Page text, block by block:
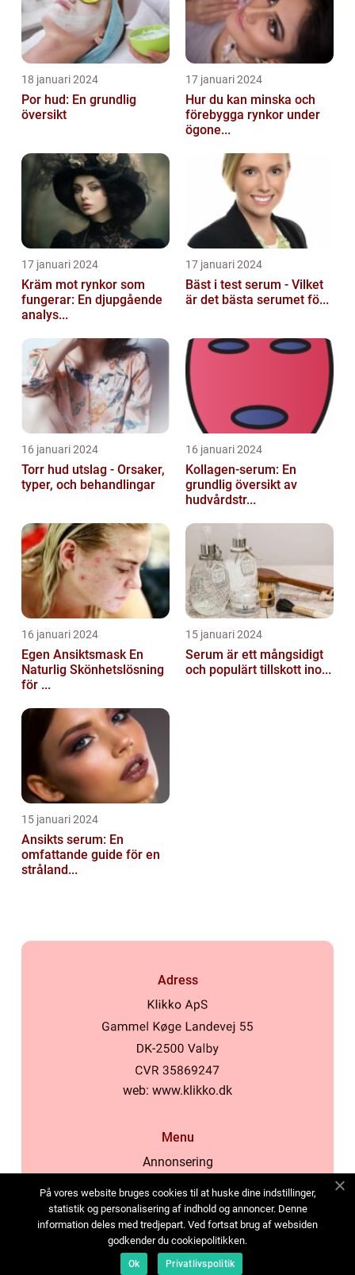
18 januari 2024
Por hud: En grundlig
översikt
17 januari 2024
Hur du kan minska och
förebygga rynkor under
ögone...
17 januari 2024
Kräm mot rynkor som
fungerar: En djupgående
analys...
17 januari 2024
Bäst i test serum - Vilket
är det bästa serumet fö...
16 januari 2024
Torr hud utslag - Orsaker,
typer, och behandlingar
16 januari 2024
Kollagen-serum: En
grundlig översikt av
hudvårdstr...
16 januari 2024
Egen Ansiktsmask En
Naturlig Skönhetslösning
för ...
15 januari 2024
Serum är ett mångsidigt
och populärt tillskott ino...
15 januari 2024
Ansikts serum: En
omfattande guide för en
stråland...
Adress
web: www.klikko.dk
Menu
Annonsering
Cookies
Kontakta oss
Sitemap
På vores website bruges cookies til at huske dine indstillinger,
statistik og personalisering af indhold og annoncer. Denne
information deles med tredjepart. Ved fortsat brug af websiden
godkender du cookiepolitikken.
Ok Privatlivspolitik